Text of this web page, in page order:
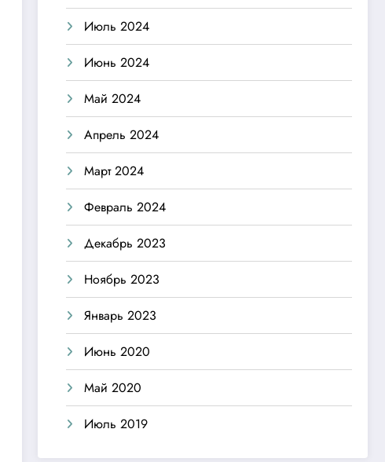
Июль 2024
Июнь 2024
Май 2024
Апрель 2024
Март 2024
Февраль 2024
Декабрь 2023
Ноябрь 2023
Январь 2023
Июнь 2020
Май 2020
Июль 2019